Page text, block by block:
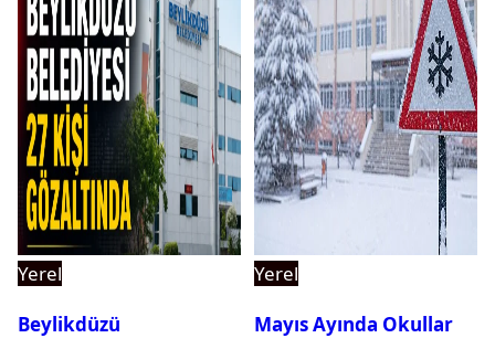
Yerel
Beylikdüzü
Yerel
Mayıs Ayında Okullar